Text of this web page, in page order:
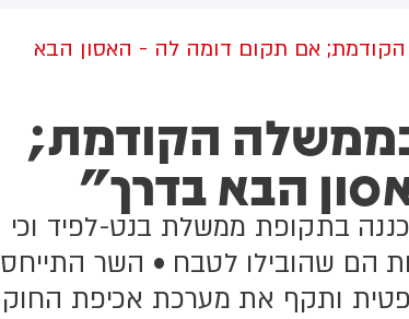
בממשלה הקודמת; אם תקום דומה לה - האסון הבא
נרקם בממשלה הקודמת;
הבא בדרך"
בתקופת ממשלת בנט-לפיד וכי
הם שהובילו לטבח • השר התייחס
ותקף את מערכת אכיפת החוק